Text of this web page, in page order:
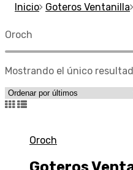
Inicio Goteros Ventanilla
Oroch
Mostrando el único
Oroch